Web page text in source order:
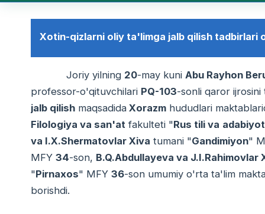
Xotin-qizlarni oliy ta'limga jalb qilish tadbirlari
Joriy yilning 20-may kuni Abu Rayhon
professor-o'qituvchilari PQ-103-sonli qaror ijrosini
jalb qilish maqsadida Xorazm hududlari
Filologiya va san'at fakulteti "Rus tili va
va I.X.Shermatovlar Xiva tumani "Gandimiyon"
MFY 34-son, B.Q.Abdullayeva va J.I.Rahimovlar
"Pirnaxos" MFY 36-son umumiy o'rta ta'lim
borishdi.